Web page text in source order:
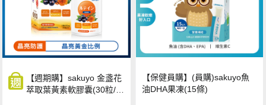
【週期購】sakuyo 金盞花
萃取葉黃素軟膠囊(30粒/
【保健員購】(員購)sakuyo魚
油DHA果凍(15條)